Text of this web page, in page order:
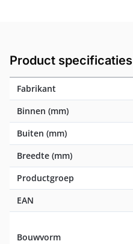
Product specificaties
Fabrikant
Binnen (mm)
Buiten (mm)
Breedte (mm)
Productgroep
EAN
Bouwvorm